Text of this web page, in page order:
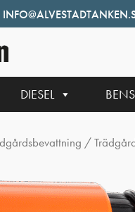
DIESEL
/